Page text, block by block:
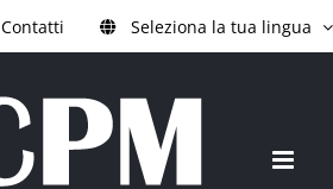
Contatti Seleziona la tua lingua